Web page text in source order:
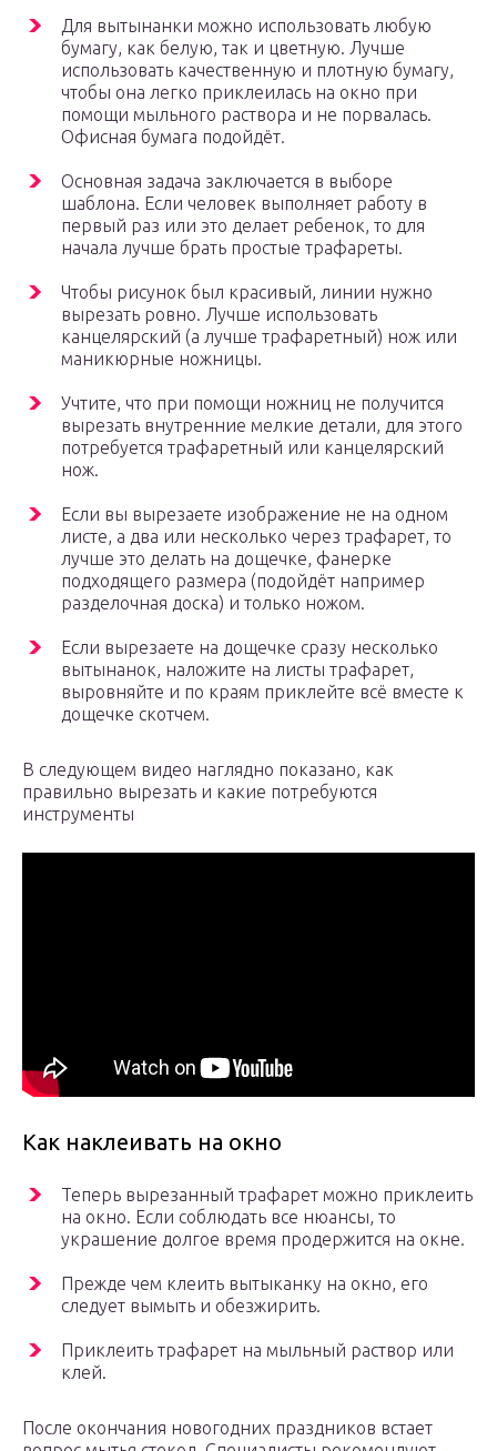
Для вытынанки можно использовать любую
бумагу, как белую, так и цветную. Лучше
использовать качественную и плотную бумагу,
чтобы она легко приклеилась на окно при
помощи мыльного раствора и не порвалась.
Офисная бумага подойдёт.
Основная задача заключается в выборе
шаблона. Если человек выполняет работу в
первый раз или это делает ребенок, то для
начала лучше брать простые трафареты.
Чтобы рисунок был красивый, линии нужно
вырезать ровно. Лучше использовать
канцелярский (а лучше трафаретный) нож или
маникюрные ножницы.
Учтите, что при помощи ножниц не получится
вырезать внутренние мелкие детали, для этого
потребуется трафаретный или канцелярский
нож.
Если вы вырезаете изображение не на одном
листе, а два или несколько через трафарет, то
лучше это делать на дощечке, фанерке
подходящего размера (подойдёт например
разделочная доска) и только ножом.
Если вырезаете на дощечке сразу несколько
вытынанок, наложите на листы трафарет,
выровняйте и по краям приклейте всё вместе к
дощечке скотчем.
В следующем видео наглядно показано, как
правильно вырезать и какие потребуются
инструменты
Как наклеивать на окно
Теперь вырезанный трафарет можно приклеить
на окно. Если соблюдать все нюансы, то
украшение долгое время продержится на окне.
Прежде чем клеить вытыканку на окно, его
следует вымыть и обезжирить.
Приклеить трафарет на мыльный раствор или
клей.
После окончания новогодних праздников встает